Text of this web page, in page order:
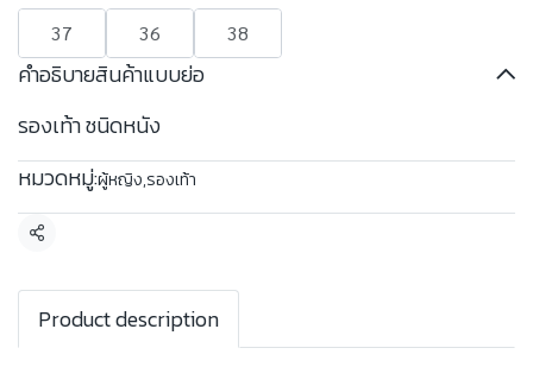
37 36 38
คำอธิบายสินค้าแบบย่อ
รองเท้า ชนิดหนัง
หมวดหมู่:ผู้หญิง,รองเท้า
แชร์
Product description